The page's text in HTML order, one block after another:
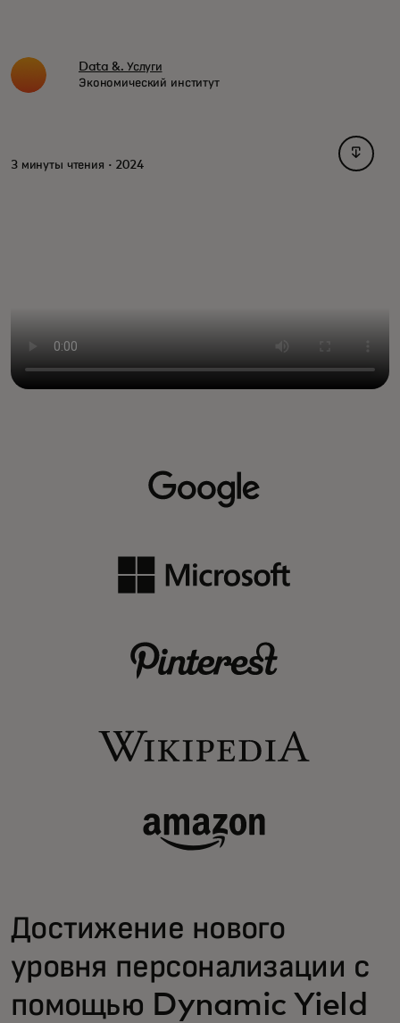
Data &. Услуги
Экономический институт
3 минуты чтения · 2024
opens
Достижение нового
уровня персонализации с
помощью Dynamic Yield